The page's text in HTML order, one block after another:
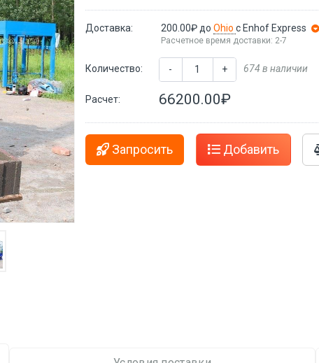
Доставка: 200.00₽ доOhioс Enhof Express
Расчетное время доставки: 2-7
Количество: - + 674 в наличии
Расчет: 66200.00₽
Запросить Добавить